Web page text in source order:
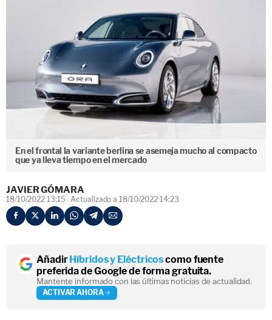
En el frontal la variante berlina se asemeja mucho al compacto
que ya lleva tiempo en el mercado
JAVIER GÓMARA
18/10/2022 13:15 Actualizado a 18/10/2022 14:23
AñadirHíbridos y Eléctricoscomo fuente
preferida de Google de forma gratuita.
Mantente informado con las últimas noticias de actualidad.
ACTIVAR AHORA